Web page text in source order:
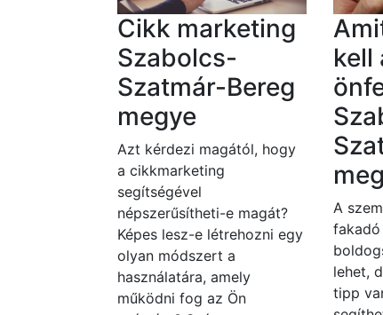
Cikk marketing
Szabolcs-
Szatmár-Bereg
megye
Azt kérdezi magától, hogy
a cikkmarketing
segítségével
népszerűsítheti-e magát?
Képes lesz-e létrehozni egy
olyan módszert a
használatára, amely
működni fog az Ön
kell
A
lehet,
tipp